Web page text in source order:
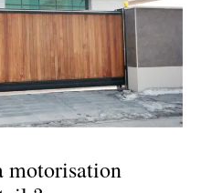
motorisation